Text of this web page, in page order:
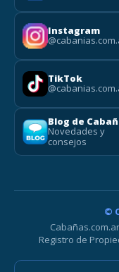
Instagram
TikTok
Blog de
Novedades y
consejos
©
Registro de